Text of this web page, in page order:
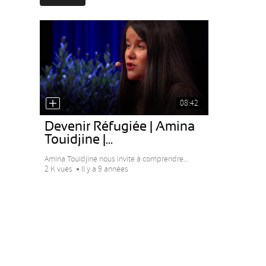
08:42
Devenir Réfugiée | Amina
Touidjine |...
Amina Touidjine nous invite à comprendre...
2 K vues
Il y a 9 années